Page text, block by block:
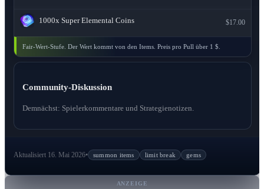
1000x Super Elemental Coins $17.00
Fair-Wert-Stufe. Der Wert kommt von den Items. Preis pro Pull über 1 $.
Community-Diskussion
Demnächst: Spielerkommentare und Strategienotizen.
Aktualisiert 16. Mai 2026• summon items limit break gems
ANZEIGE